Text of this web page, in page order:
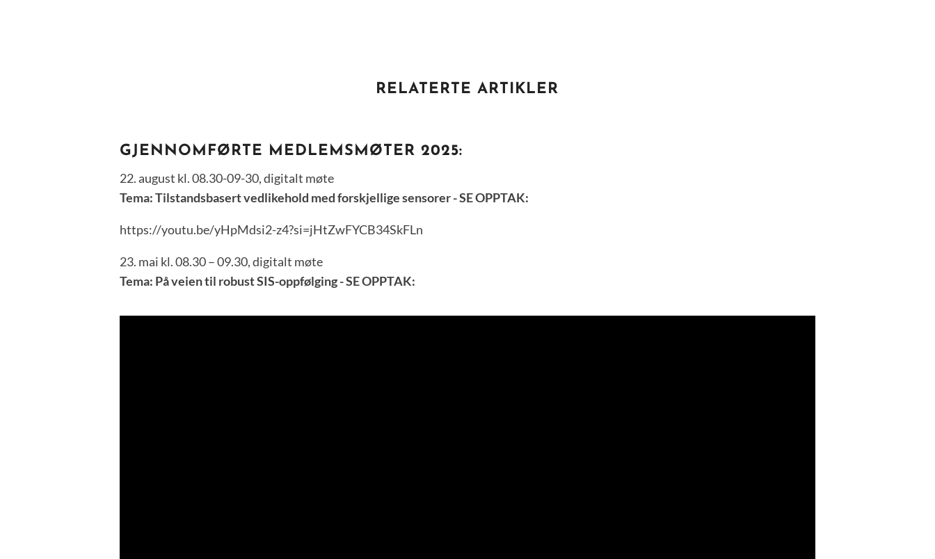
RELATERTE ARTIKLER
GJENNOMFØRTE MEDLEMSMØTER 2025:
22. august kl. 08.30-09-30, digitalt møte
Tema: Tilstandsbasert vedlikehold med forskjellige sensorer - SE OPPTAK:
https://youtu.be/yHpMdsi2-z4?si=jHtZwFYCB34SkFLn
23. mai kl. 08.30 – 09.30, digitalt møte
Tema: På veien til robust SIS-oppfølging - SE OPPTAK: